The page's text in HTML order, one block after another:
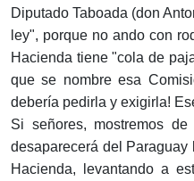
Diputado Taboada (don
ley", porque no ando con
Hacienda tiene "cola de
que se nombre esa
debería pedirla y exigirla!
Si señores, mostremos
desaparecerá del
Hacienda, levantando a